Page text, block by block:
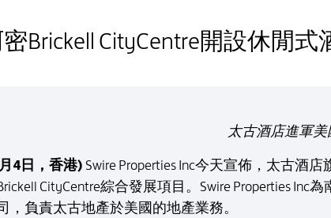
Brickell CityCentre開設休閒式
太古酒店進軍
4日，香港) Swire Properties Inc今天宣佈，太古酒
CityCentre綜合發展項目。Swire Properties
，負責太古地產於美國的地產業務。